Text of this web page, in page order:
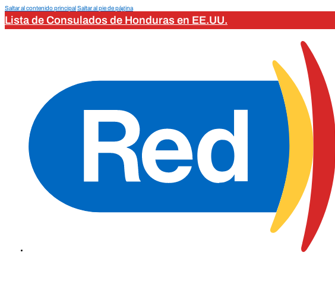
Saltar al contenido principalSaltar al pie de página
Lista de Consulados de Honduras en EE.UU.